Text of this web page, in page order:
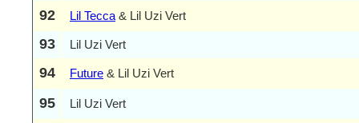
92 Lil Tecca & Lil Uzi Vert
93 Lil Uzi Vert
94 Future & Lil Uzi Vert
95 Lil Uzi Vert